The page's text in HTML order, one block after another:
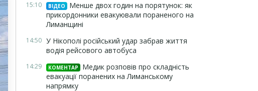
15:10 ВІДЕО
Менше двох годин на порятунок: як
прикордонники евакуювали пораненого на
Лиманщині
14:50 У Нікополі російський удар забрав життя
водія рейсового автобуса
14:29 КОМЕНТАР
Медик розповів про складність
евакуації поранених на Лиманському
напрямку